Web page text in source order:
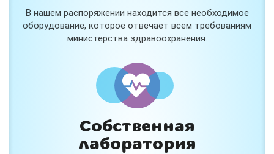
В нашем распоряжении находится все необходимое
оборудование, которое отвечает всем требованиям
министерства здравоохранения.
Собственная
лаборатория
спортсменам и беременным женщинам.
Специальная цена — 3000 ₽.
и расскажем подробнее!
Нет, спасибо
Я согласен на обработкуперсональных данных